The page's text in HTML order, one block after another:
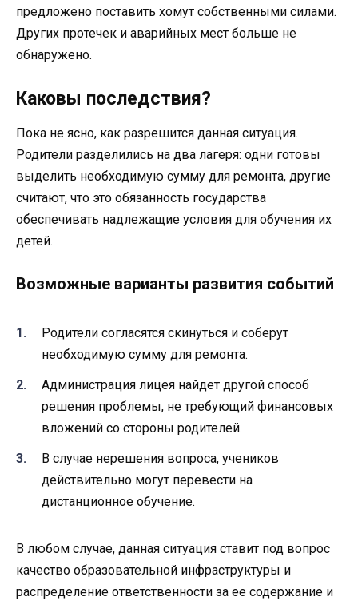
предложено поставить хомут собственными силами.
Других протечек и аварийных мест больше не
обнаружено.
Каковы последствия?
Пока не ясно, как разрешится данная ситуация.
Родители разделились на два лагеря: одни готовы
выделить необходимую сумму для ремонта, другие
считают, что это обязанность государства
обеспечивать надлежащие условия для обучения их
детей.
Возможные варианты развития событий
Родители согласятся скинуться и соберут
необходимую сумму для ремонта.
Администрация лицея найдет другой способ
решения проблемы, не требующий финансовых
вложений со стороны родителей.
В случае нерешения вопроса, учеников
действительно могут перевести на
дистанционное обучение.
В любом случае, данная ситуация ставит под вопрос
качество образовательной инфраструктуры и
распределение ответственности за ее содержание и